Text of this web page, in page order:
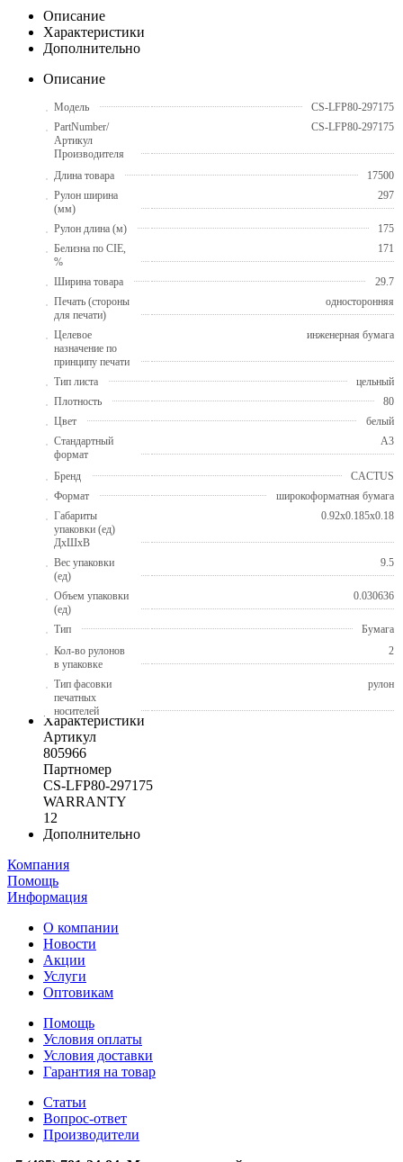
Описание
Характеристики
Дополнительно
Описание
Модель
CS-LFP80-297175
PartNumber/
Артикул
Производителя
CS-LFP80-297175
Длина товара
17500
Рулон ширина
(мм)
297
Рулон длина (м)
175
Белизна по CIE,
%
171
Ширина товара
29.7
Печать (стороны
для печати)
односторонняя
Целевое
назначение по
принципу печати
инженерная бумага
Тип листа
цельный
Плотность
80
Цвет
белый
Стандартный
формат
A3
Бренд
CACTUS
Формат
широкоформатная бумага
Габариты
упаковки (ед)
ДхШхВ
0.92x0.185x0.18
Вес упаковки
(ед)
9.5
Объем упаковки
(ед)
0.030636
Тип
Бумага
Кол-во рулонов
в упаковке
2
Тип фасовки
печатных
носителей
рулон
Характеристики
Артикул
805966
Партномер
CS-LFP80-297175
WARRANTY
12
Дополнительно
Компания
Помощь
Информация
О компании
Новости
Акции
Услуги
Оптовикам
Помощь
Условия оплаты
Условия доставки
Гарантия на товар
Статьи
Вопрос-ответ
Производители